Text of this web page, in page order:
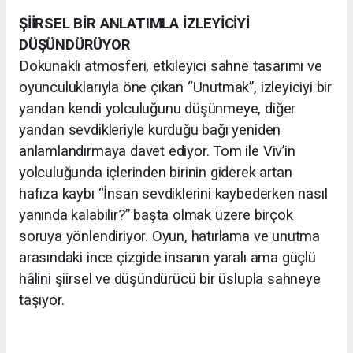
ŞİİRSEL BİR ANLATIMLA İZLEYİCİYİ
DÜŞÜNDÜRÜYOR
Dokunaklı atmosferi, etkileyici sahne tasarımı ve
oyunculuklarıyla öne çıkan “Unutmak”, izleyiciyi bir
yandan kendi yolculuğunu düşünmeye, diğer
yandan sevdikleriyle kurduğu bağı yeniden
anlamlandırmaya davet ediyor. Tom ile Viv’in
yolculuğunda içlerinden birinin giderek artan
hafıza kaybı “İnsan sevdiklerini kaybederken nasıl
yanında kalabilir?” başta olmak üzere birçok
soruya yönlendiriyor. Oyun, hatırlama ve unutma
arasındaki ince çizgide insanın yaralı ama güçlü
hâlini şiirsel ve düşündürücü bir üslupla sahneye
taşıyor.